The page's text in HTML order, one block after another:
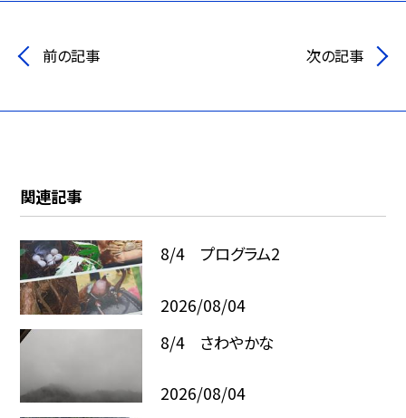
前の記事 次の記事
関連記事
8/4 プログラム2
2026/08/04
8/4 さわやかな
2026/08/04